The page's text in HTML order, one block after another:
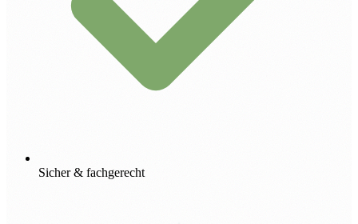
Sicher & fachgerecht